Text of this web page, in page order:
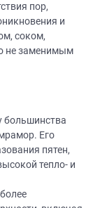
пор,
и
соком,
не заменимым
большинства
Его
пятен,
тепло- и